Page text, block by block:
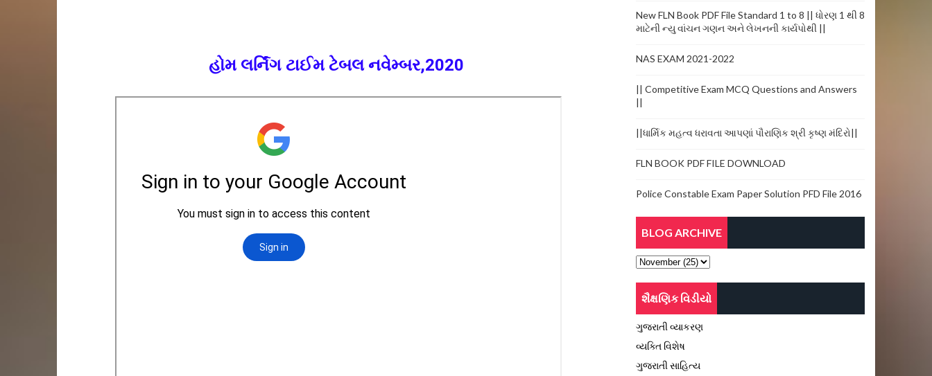
હોમ લર્નિંગ ટાઈમ ટેબલ નવેમ્બર,2020
New FLN Book PDF File Standard 1 to 8 || ધોરણ 1 થી 8
માટેની ન્યુ વાંચન ગણન અને લેખનની કાર્યપોથી ||
NAS EXAM 2021-2022
|| Competitive Exam MCQ Questions and Answers
||
||ધાર્મિક મહત્વ ધરાવતા આપણાં પૌરાણિક શ્રી કૃષ્ણ મંદિરો||
FLN BOOK PDF FILE DOWNLOAD
Police Constable Exam Paper Solution PFD File 2016
BLOG ARCHIVE
શૈક્ષણિક વિડીયો
ગુજરાતી વ્યાકરણ
વ્યક્તિ વિશેષ
ગુજરાતી સાહિત્ય